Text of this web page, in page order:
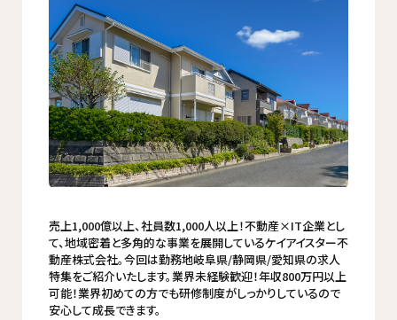
売上1,000億以上、社員数1,000人以上！不動産×IT企業とし
て、地域密着と多角的な事業を展開しているケイアイスター不
動産株式会社。今回は勤務地岐阜県/静岡県/愛知県の求人
特集をご紹介いたします。業界未経験歓迎！年収800万円以上
可能！業界初めての方でも研修制度がしっかりしているので
安心して成長できます。